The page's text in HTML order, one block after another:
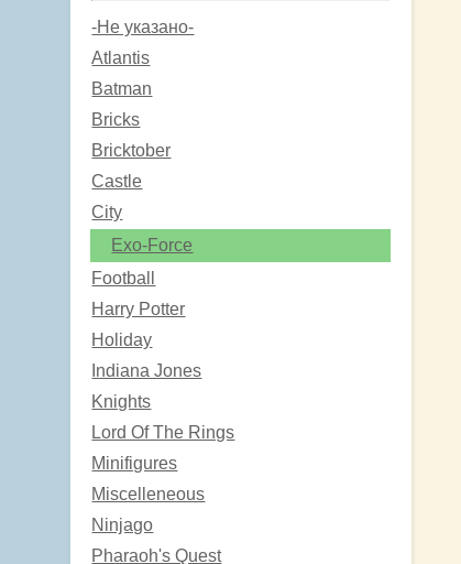
-Не указано-
Atlantis
Batman
Bricks
Bricktober
Castle
City
Exo-Force
Football
Harry Potter
Holiday
Indiana Jones
Knights
Lord Of The Rings
Minifigures
Miscelleneous
Ninjago
Pharaoh's Quest